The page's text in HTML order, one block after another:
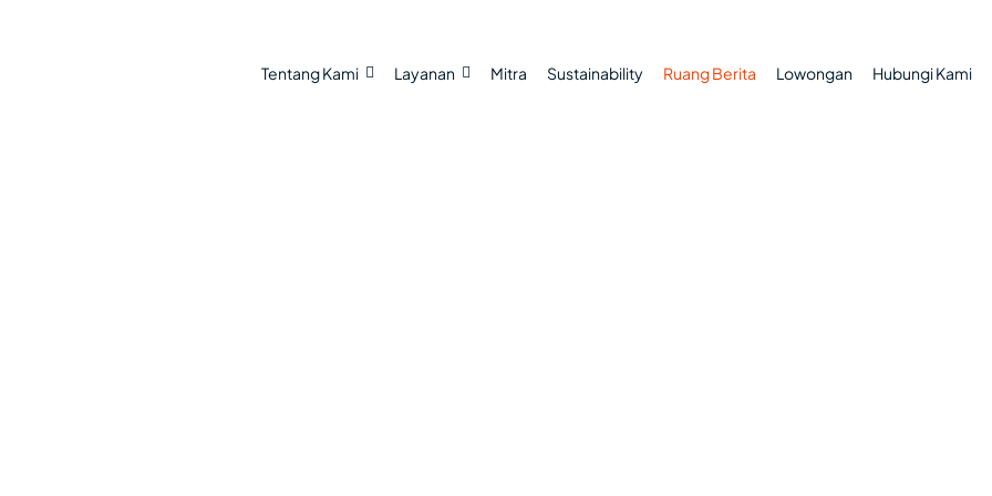
Tentang Kami Layanan Mitra Sustainability Ruang Berita Lowongan Hubungi Kami